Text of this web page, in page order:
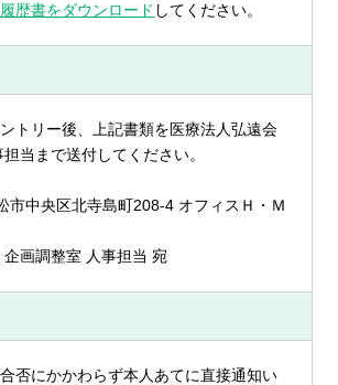
歴書をダウンロード してください。
トリー後、上記書類を医療法人弘遠会
当まで送付してください。
市中央区北寺島町208-4 オフィスＨ・Ｍ
企画調整室 人事担当 宛
否にかかわらず本人あてに直接通知い